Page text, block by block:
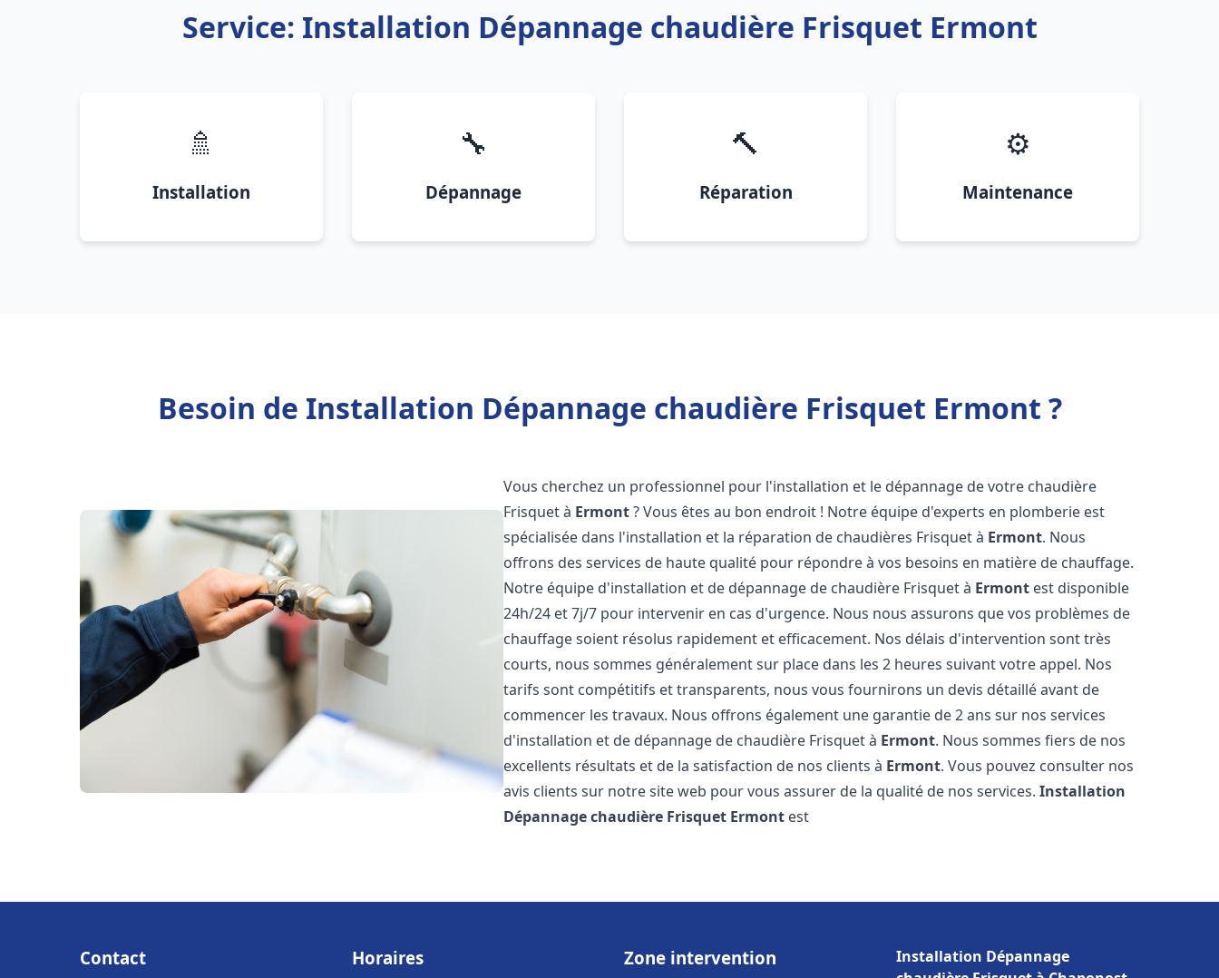
Service: Installation Dépannage chaudière Frisquet Ermont
🚿
Installation
🔧
Dépannage
🔨
Réparation
⚙️
Maintenance
Besoin de Installation Dépannage chaudière Frisquet Ermont ?
Vous cherchez un professionnel pour l'installation et le dépannage de votre chaudière
Frisquet à Ermont? Vous êtes au bon endroit ! Notre équipe d'experts en plomberie est
spécialisée dans l'installation et la réparation de chaudières Frisquet à Ermont. Nous
offrons des services de haute qualité pour répondre à vos besoins en matière de chauffage.
Notre équipe d'installation et de dépannage de chaudière Frisquet à Ermont est disponible
24h/24 et 7j/7 pour intervenir en cas d'urgence. Nous nous assurons que vos problèmes de
chauffage soient résolus rapidement et efficacement. Nos délais d'intervention sont très
courts, nous sommes généralement sur place dans les 2 heures suivant votre appel. Nos
tarifs sont compétitifs et transparents, nous vous fournirons un devis détaillé avant de
commencer les travaux. Nous offrons également une garantie de 2 ans sur nos services
d'installation et de dépannage de chaudière Frisquet à Ermont. Nous sommes fiers de nos
excellents résultats et de la satisfaction de nos clients à Ermont. Vous pouvez consulter nos
avis clients sur notre site web pour vous assurer de la qualité de nos services.Installation
Dépannage chaudière Frisquet Ermont est
Contact Horaires Zone intervention
Installation Dépannage